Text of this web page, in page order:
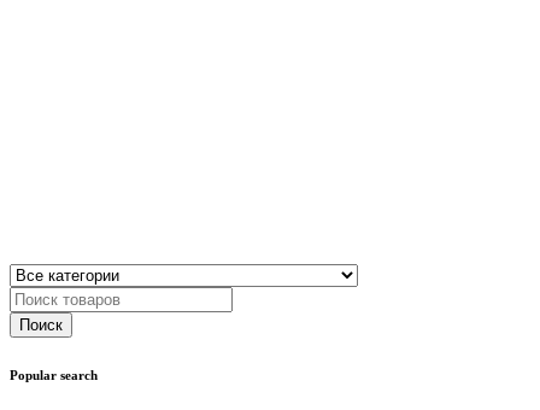
Popular search